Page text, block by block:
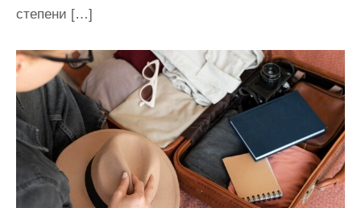
степени […]